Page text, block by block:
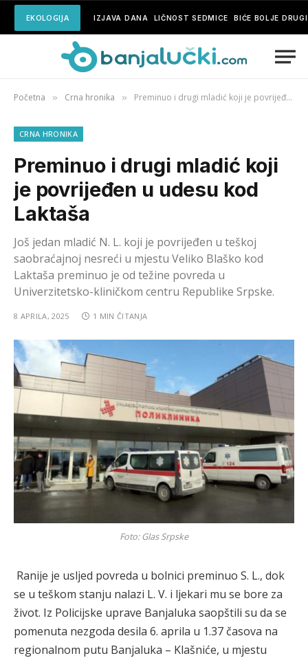
EKOLOGIJA IZJAVA DANA LIČNOST SEDMICE BIĆE BOLJE
Početna » Crna hronika » Preminuo i drugi mladić koji je povrijeđen u udesu kod Laktaša
CRNA HRONIKA
Preminuo i drugi mladić koji
je povrijeđen u udesu kod
Laktaša
Još jedan mladić N. L. koji je povrijeđen u teškoj
saobraćajnoj nesreći u mjestu Veliko Blaško kod
Laktaša preminuo je od težine povreda u
Univerzitetsko-kliničkom centru Republike Srpske.
8 APRILA, 2025 1 MIN ČITANJA
Foto: Glas Srpske
Ranije je usljed povreda u bolnici preminuo S. L., dok
se u teškom stanju nalazi L. V. i ljekari mu se bore za
život. Iz Policijske uprave Banjaluka saopštili su da se
pomenuta nezgoda desila 6. aprila u 1.37 časova na
regionalnom putu Banjaluka – Klašniće, u mjestu